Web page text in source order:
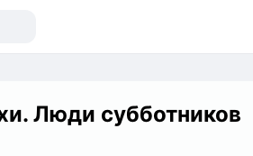
Люди субботников